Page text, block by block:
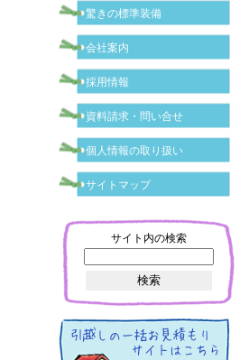
驚きの標準装備
会社案内
採用情報
資料請求・問い合せ
個人情報の取り扱い
サイトマップ
サイト内の検索